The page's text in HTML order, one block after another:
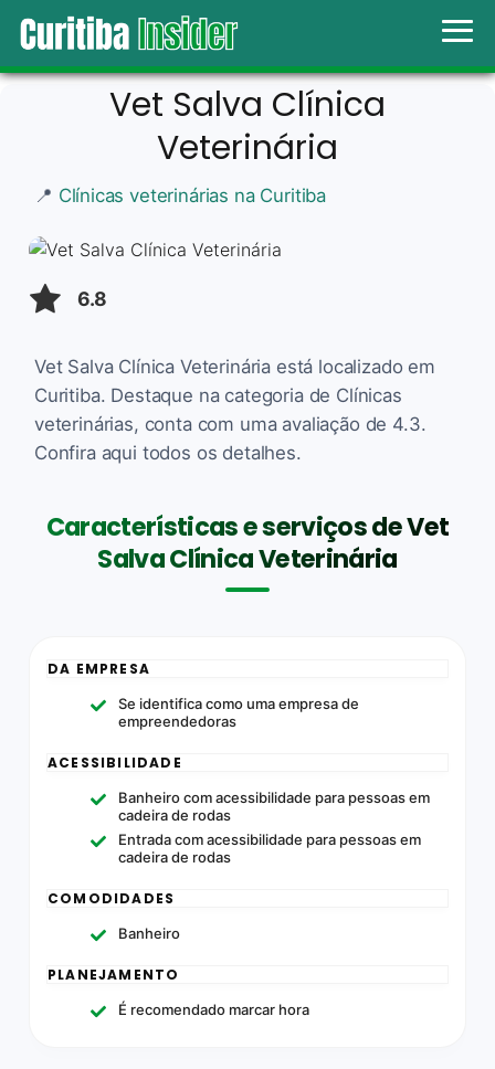
Vet Salva Clínica
Veterinária
📍 Clínicas veterinárias na Curitiba
6.8
Vet Salva Clínica Veterinária está localizado em
Curitiba. Destaque na categoria de Clínicas
veterinárias, conta com uma avaliação de 4.3.
Confira aqui todos os detalhes.
Características e serviços de Vet
Salva Clínica Veterinária
DA EMPRESA
Se identifica como uma empresa de
empreendedoras
ACESSIBILIDADE
Banheiro com acessibilidade para pessoas em
cadeira de rodas
Entrada com acessibilidade para pessoas em
cadeira de rodas
COMODIDADES
Banheiro
PLANEJAMENTO
É recomendado marcar hora